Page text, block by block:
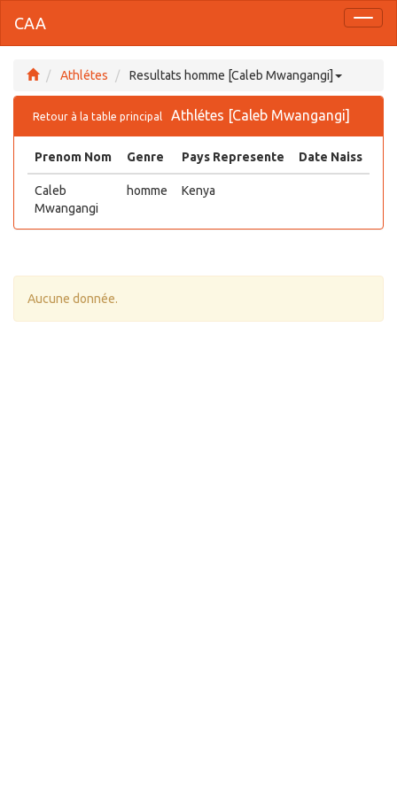
CAA
Athlétes Resultats homme [Caleb Mwangangi]
Retour à la table principal Athlétes [Caleb Mwangangi]
Prenom Nom Genre Pays Represente Date Naiss
Caleb
Mwangangi
homme Kenya
Aucune donnée.